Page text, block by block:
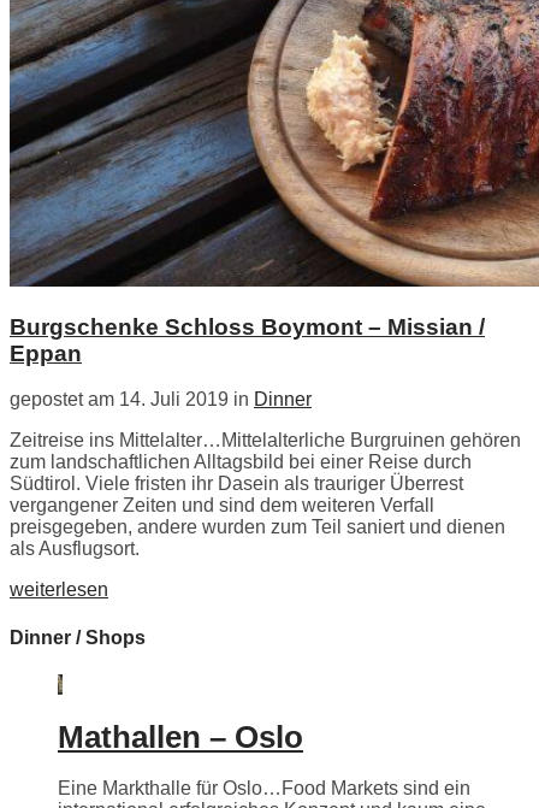
Burgschenke Schloss Boymont – Missian /
Eppan
gepostet am 14. Juli 2019 in Dinner
Zeitreise ins Mittelalter…Mittelalterliche Burgruinen gehören
zum landschaftlichen Alltagsbild bei einer Reise durch
Südtirol. Viele fristen ihr Dasein als trauriger Überrest
vergangener Zeiten und sind dem weiteren Verfall
preisgegeben, andere wurden zum Teil saniert und dienen
als Ausflugsort.
weiterlesen
Dinner / Shops
Mathallen – Oslo
Eine Markthalle für Oslo…Food Markets sind ein